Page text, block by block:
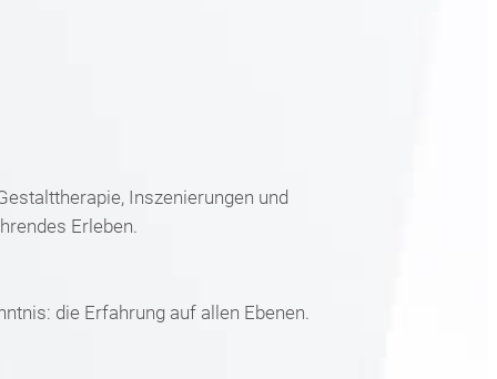
Inszenierungen und
Erleben.
die Erfahrung auf allen Ebenen.